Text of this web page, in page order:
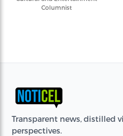
Columnist
Transparent news, distilled
perspectives.